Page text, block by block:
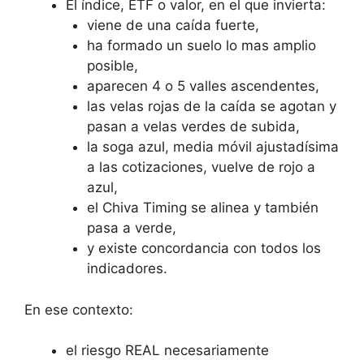
El índice, ETF o valor, en el que invierta:
viene de una caída fuerte,
ha formado un suelo lo mas amplio
posible,
aparecen 4 o 5 valles ascendentes,
las velas rojas de la caída se agotan y
pasan a velas verdes de subida,
la soga azul, media móvil ajustadísima
a las cotizaciones, vuelve de rojo a
azul,
el Chiva Timing se alinea y también
pasa a verde,
y existe concordancia con todos los
indicadores.
En ese contexto:
el riesgo REAL necesariamente